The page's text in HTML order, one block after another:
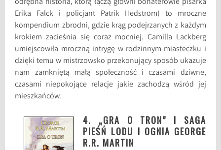
odrębna historia, którą łączą główni bohaterowie pisarka
Erika Falck i policjant Patrik Hedström) to mroczne
kompendium zbrodni, gdzie krąg podejrzanych z każdym
krokiem zacieśnia się coraz mocniej. Camilla Lackberg
umiejscowiła mroczną intrygę w rodzinnym miasteczku i
dzięki temu w mistrzowsko przekonujący sposób ukazuje
nam zamkniętą małą społeczność i czasami dziwne,
czasami niepokojące relacje jakie zachodzą wśród jej
mieszkańców.
4. „GRA O TRON” I SAGA
PIEŚŃ LODU I OGNIA GEORGE
R.R. MARTIN